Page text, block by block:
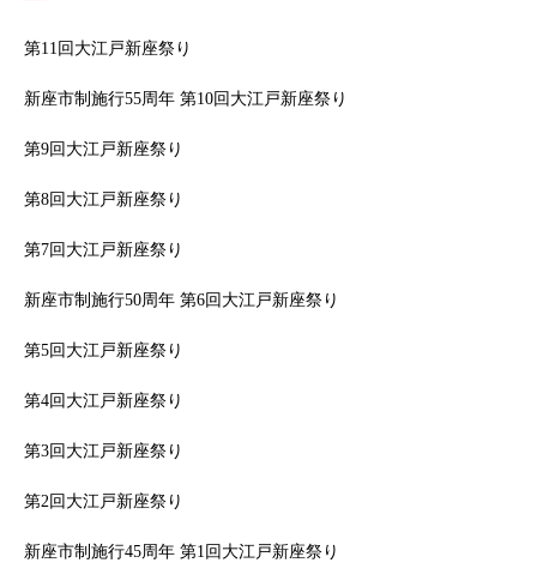
第11回大江戸新座祭り
新座市制施行55周年 第10回大江戸新座祭り
第9回大江戸新座祭り
第8回大江戸新座祭り
第7回大江戸新座祭り
新座市制施行50周年 第6回大江戸新座祭り
第5回大江戸新座祭り
第4回大江戸新座祭り
第3回大江戸新座祭り
第2回大江戸新座祭り
新座市制施行45周年 第1回大江戸新座祭り